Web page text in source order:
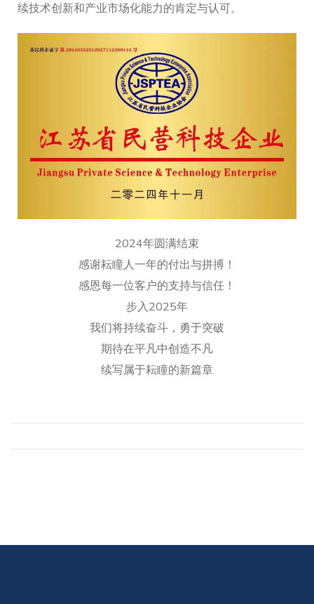
续技术创新和产业市场化能力的肯定与认可。
2024年圆满结束
感谢耘瞳人一年的付出与拼搏！
感恩每一位客户的支持与信任！
步入2025年
我们将持续奋斗，勇于突破
期待在平凡中创造不凡
续写属于耘瞳的新篇章